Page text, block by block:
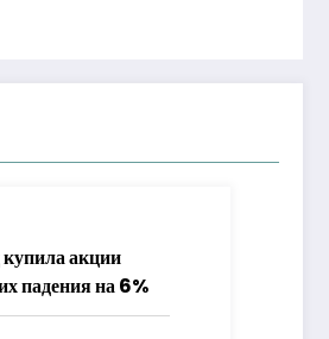
акции
падения на 6%